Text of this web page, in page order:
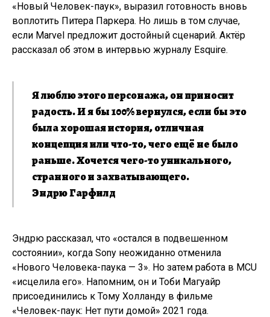
«Новый Человек-паук», выразил готовность вновь
воплотить Питера Паркера. Но лишь в том случае,
если Marvel предложит достойный сценарий. Актёр
рассказал об этом в интервью журналу Esquire.
Я люблю этого персонажа, он приносит
радость. И я бы 100% вернулся, если бы это
была хорошая история, отличная
концепция или что-то, чего ещё не было
раньше. Хочется чего-то уникального,
странного и захватывающего.
Эндрю Гарфилд
Эндрю рассказал, что «остался в подвешенном
состоянии», когда Sony неожиданно отменила
«Нового Человека-паука — 3». Но затем работа в MCU
«исцелила его». Напомним, он и Тоби Магуайр
присоединились к Тому Холланду в фильме
«Человек-паук: Нет пути домой» 2021 года.